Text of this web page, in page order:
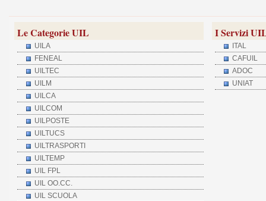
Le Categorie UIL
UILA
FENEAL
UILTEC
UILM
UILCA
UILCOM
UILPOSTE
UILTUCS
UILTRASPORTI
UILTEMP
UIL FPL
UIL OO.CC.
UIL SCUOLA
I Servizi
ITAL
CAFUIL
ADOC
UNIAT